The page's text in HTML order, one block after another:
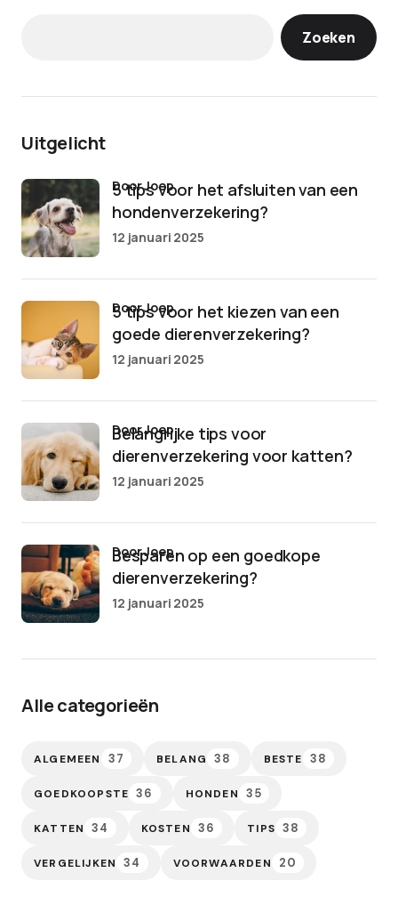
Zoeken
Uitgelicht
5 tips voor het afsluiten van een
hondenverzekering?
door Joep
12 januari 2025
5 tips voor het kiezen van een
goede dierenverzekering?
door Joep
12 januari 2025
Belangrijke tips voor
dierenverzekering voor katten?
door Joep
12 januari 2025
Besparen op een goedkope
dierenverzekering?
door Joep
12 januari 2025
Alle categorieën
ALGEMEEN 37 BELANG 38 BESTE 38
GOEDKOOPSTE 36 HONDEN 35
KATTEN 34 KOSTEN 36 TIPS 38
VERGELIJKEN 34 VOORWAARDEN 20